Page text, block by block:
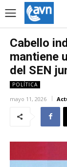
Cabello
mantiene
del SEN
POLÍTICA
mayo 11, 2026